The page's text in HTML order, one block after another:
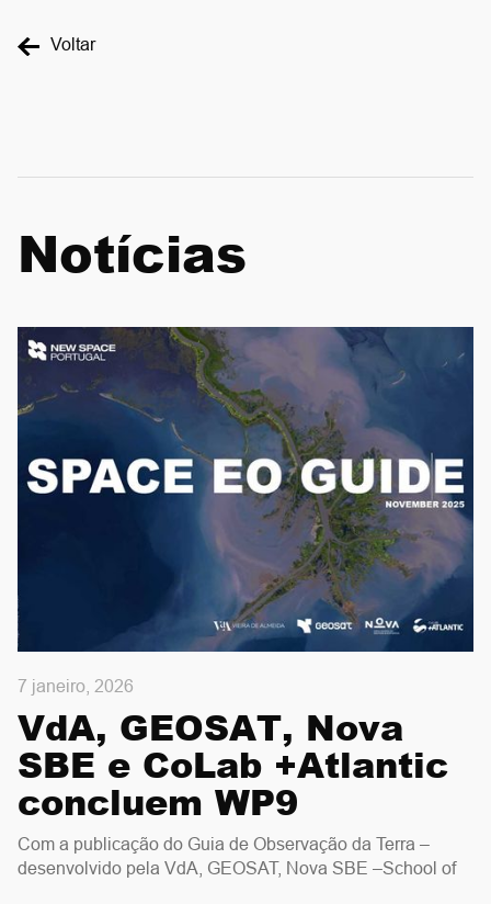
Voltar
Notícias
7 janeiro, 2026
VdA, GEOSAT, Nova
SBE e CoLab +Atlantic
concluem WP9
Com a publicação do Guia de Observação da Terra –
desenvolvido pela VdA, GEOSAT, Nova SBE –School of